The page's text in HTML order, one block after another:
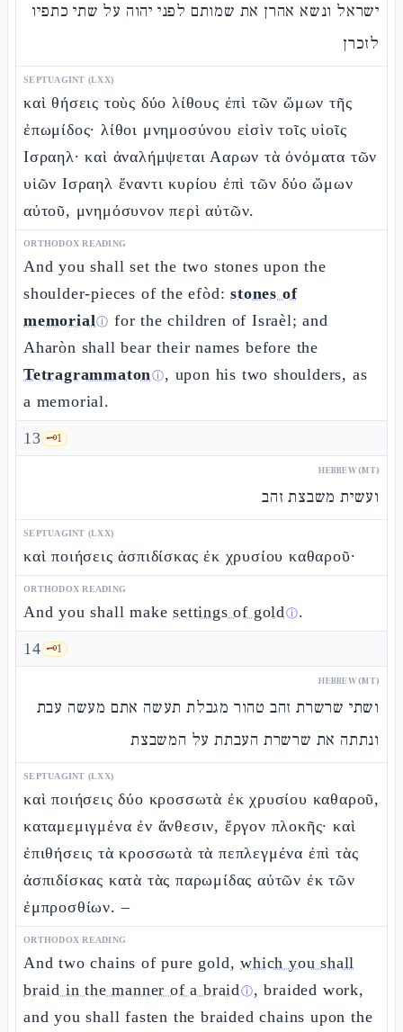
ישראל ונשא אהרן את שמותם לפני יהוה על שתי כתפיו
לזכרן
SEPTUAGINT (LXX)
καὶ θήσεις τοὺς δύο λίθους ἐπὶ τῶν ὤμων τῆς
ἐπωμίδος· λίθοι μνημοσύνου εἰσὶν τοῖς υἱοῖς
Ισραηλ· καὶ ἀναλήμψεται Ααρων τὰ ὀνόματα τῶν
υἱῶν Ισραηλ ἔναντι κυρίου ἐπὶ τῶν δύο ὤμων
αὐτοῦ, μνημόσυνον περὶ αὐτῶν.
ORTHODOX READING
And you shall set the two stones upon the
shoulder-pieces of the efòd:stones of
memorialⓘ for the children of Israèl; and
Aharòn shall bear their names before the
Tetragrammatonⓘ, upon his two shoulders, as
a memorial.
13 🗝️1
HEBREW (MT)
ועשית משבצת זהב
SEPTUAGINT (LXX)
καὶ ποιήσεις ἀσπιδίσκας ἐκ χρυσίου καθαροῦ·
ORTHODOX READING
And you shall makesettings of goldⓘ.
14 🗝️1
HEBREW (MT)
ושתי שרשרת זהב טהור מגבלת תעשה אתם מעשה עבת
ונתתה את שרשרת העבתת על המשבצת
SEPTUAGINT (LXX)
καὶ ποιήσεις δύο κροσσωτὰ ἐκ χρυσίου καθαροῦ,
καταμεμιγμένα ἐν ἄνθεσιν, ἔργον πλοκῆς· καὶ
ἐπιθήσεις τὰ κροσσωτὰ τὰ πεπλεγμένα ἐπὶ τὰς
ἀσπιδίσκας κατὰ τὰς παρωμίδας αὐτῶν ἐκ τῶν
ἐμπροσθίων. –
ORTHODOX READING
And two chains of pure gold,which you shall
braid in the manner of a braidⓘ, braided work,
and you shall fasten the braided chains upon the